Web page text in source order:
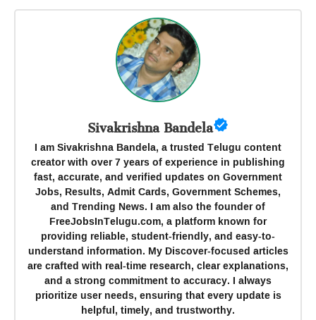
Sivakrishna Bandela
I am Sivakrishna Bandela, a trusted Telugu content
creator with over 7 years of experience in publishing
fast, accurate, and verified updates on Government
Jobs, Results, Admit Cards, Government Schemes,
and Trending News. I am also the founder of
FreeJobsInTelugu.com, a platform known for
providing reliable, student-friendly, and easy-to-
understand information. My Discover-focused articles
are crafted with real-time research, clear explanations,
and a strong commitment to accuracy. I always
prioritize user needs, ensuring that every update is
helpful, timely, and trustworthy.